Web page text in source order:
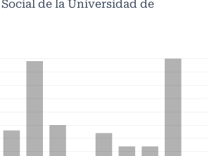
de la Universidad de